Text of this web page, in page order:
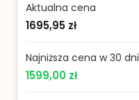
Aktualna cena
1695,95 zł
Najniższa cena w 30 dni
1599,00 zł